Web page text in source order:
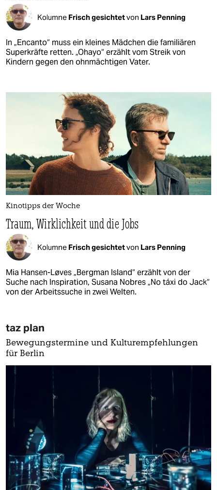
Kolumne Frisch gesichtetvon Lars Penning
In „Encanto“ muss ein kleines Mädchen die familiären
Superkräfte retten. „Ohayo“ erzählt vom Streik von
Kindern gegen den ohnmächtigen Vater.
Kinotipps der Woche
Traum, Wirklichkeit und die Jobs
Kolumne Frisch gesichtetvon Lars Penning
Mia Hansen-Løves „Bergman Island“ erzählt von der
Suche nach Inspiration, Susana Nobres „No táxi do Jack“
von der Arbeitssuche in zwei Welten.
taz plan
Bewegungstermine und Kulturempfehlungen
für Berlin